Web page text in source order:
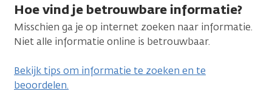
Hoe vind je betrouwbare informatie?
Misschien ga je op internet zoeken naar informatie.
Niet alle informatie online is betrouwbaar.
Bekijk tips om informatie te zoeken en te
beoordelen.